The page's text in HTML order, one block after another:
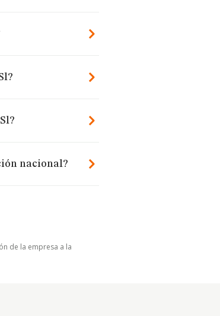
nacional?
de la empresa a la